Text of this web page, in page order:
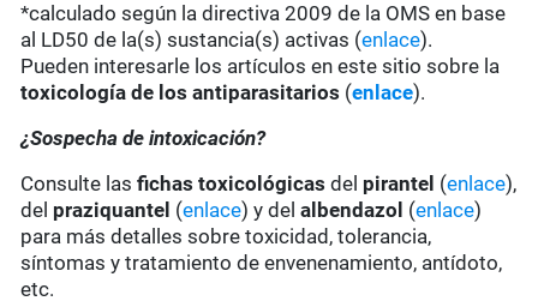
*calculado según la directiva 2009 de la OMS en base
al LD50 de la(s) sustancia(s) activas (enlace).
Pueden interesarle los artículos en este sitio sobre la
toxicología de los antiparasitarios (enlace).
¿Sospecha de intoxicación?
Consulte lasfichas toxicológicas del pirantel (enlace),
del praziquantel (enlace) y delalbendazol (enlace)
para más detalles sobre toxicidad, tolerancia,
síntomas y tratamiento de envenenamiento, antídoto,
etc.